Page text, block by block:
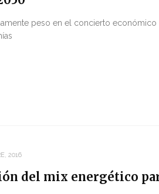
peso en el concierto
2016
del mix energético